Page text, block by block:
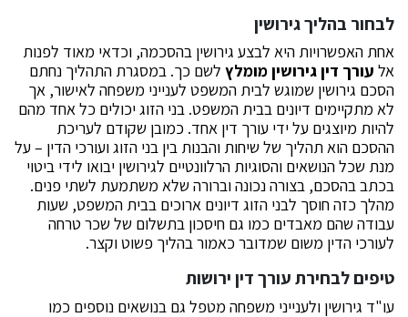
לבחור בהליך גירושין
אחת האפשרויות היא לבצע גירושין בהסכמה, וכדאי מאוד לפנות
אל עורך דין גירושין מומלץ לשם כך. במסגרת התהליך נחתם
הסכם גירושין שמוגש לבית המשפט לענייני משפחה לאישור, אך
לא מתקיימים דיונים בבית המשפט. בני הזוג יכולים כל אחד מהם
להיות מיוצגים על ידי עורך דין אחד. כמובן שקודם לעריכת
ההסכם הוא תהליך של שיחות והבנות בין בני הזוג ועורכי הדין – על
מנת שכל הנושאים והסוגיות הרלוונטיים לגירושין יבואו לידי ביטוי
בכתב בהסכם, בצורה נכונה וברורה שלא משתמעת לשתי פנים.
מהלך כזה חוסך לבני הזוג דיונים ארוכים בבית המשפט, שעות
עבודה שהם מאבדים כמו גם חיסכון בתשלום של שכר טרחה
לעורכי הדין משום שמדובר כאמור בהליך פשוט וקצר.
טיפים לבחירת עורך דין ירושות
עו"ד גירושין ולענייני משפחה מטפל גם בנושאים נוספים כמו